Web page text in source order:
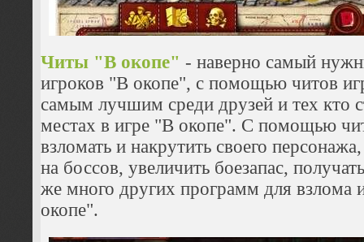
Читы "В окопе" - наверно самый
игроков "В окопе", с помощью читов
самым лучшим среди друзей и тех кто
местах в игре "В окопе". С помощью
взломать и накрутить своего
на боссов, увеличить боезапас,
же много других программ для взлома
окопе".